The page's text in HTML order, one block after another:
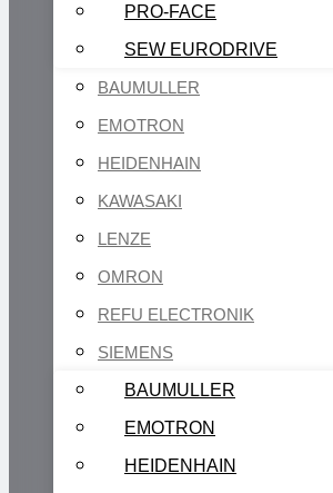
PRO-FACE
SEW EURODRIVE
BAUMULLER
EMOTRON
HEIDENHAIN
KAWASAKI
LENZE
OMRON
REFU ELECTRONIK
SIEMENS
BAUMULLER
EMOTRON
HEIDENHAIN